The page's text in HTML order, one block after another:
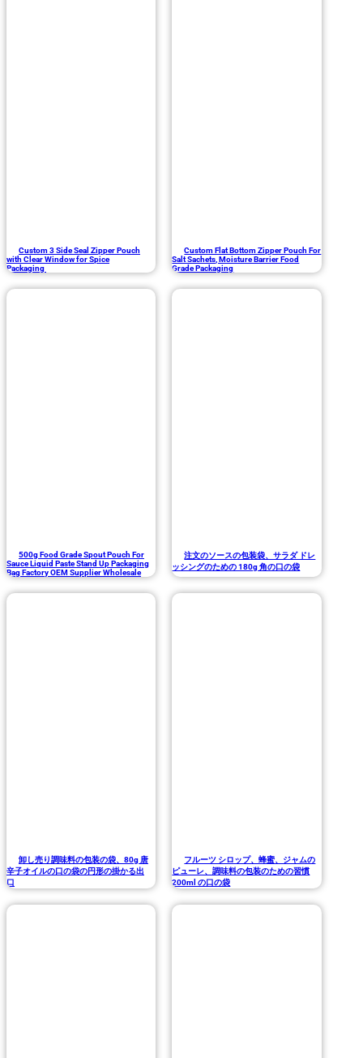
Custom 3 Side Seal Zipper Pouch
with Clear Window for Spice
Packaging
Custom Flat Bottom Zipper Pouch For
Salt Sachets, Moisture Barrier Food
Grade Packaging
500g Food Grade Spout Pouch For
Sauce Liquid Paste Stand Up Packaging
Bag Factory OEM Supplier Wholesale
注文のソースの包装袋、サラダ ドレ
ッシングのための 180g 角の口の袋
卸し売り調味料の包装の袋、80g 唐
辛子オイルの口の袋の円形の掛かる出
口
フルーツ シロップ、蜂蜜、ジャムの
ピューレ、調味料の包装のための習慣
200ml の口の袋